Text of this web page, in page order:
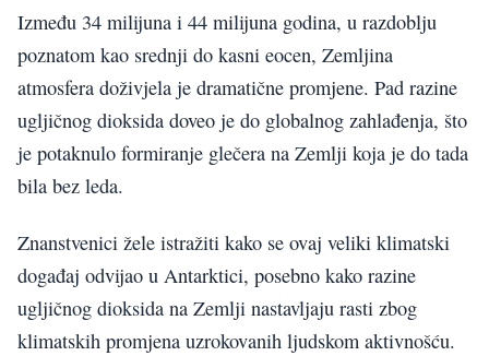
Između 34 milijuna i 44 milijuna godina, u razdoblju
poznatom kao srednji do kasni eocen, Zemljina
atmosfera doživjela je dramatične promjene. Pad razine
ugljičnog dioksida doveo je do globalnog zahlađenja, što
je potaknulo formiranje glečera na Zemlji koja je do tada
bila bez leda.
Znanstvenici žele istražiti kako se ovaj veliki klimatski
događaj odvijao u Antarktici, posebno kako razine
ugljičnog dioksida na Zemlji nastavljaju rasti zbog
klimatskih promjena uzrokovanih ljudskom aktivnošću.